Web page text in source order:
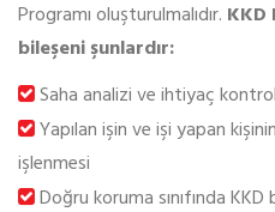
Programı oluşturulmalıdır. KKD
bileşeni şunlardır:
Saha analizi ve ihtiyaç
Yapılan işin ve işi yapan
işlenmesi
Doğru koruma sınıfında KKD